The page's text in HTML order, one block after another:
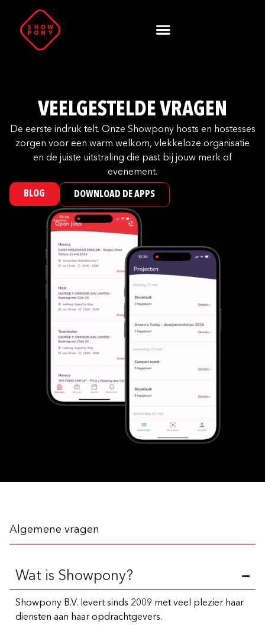
VEELGESTELDE VRAGEN
De eerste indruk telt. Onze Showpony hosts en hostesses
zorgen voor een warm welkom, vlekkeloze organisatie
en de juiste uitstraling die past bij jouw merk of
evenement.
BLOG DOWNLOAD DE APPS
Algemene vragen
Wat is Showpony?
Showpony B.V. levert sinds 2009 met veel plezier haar
diensten aan haar opdrachtgevers.